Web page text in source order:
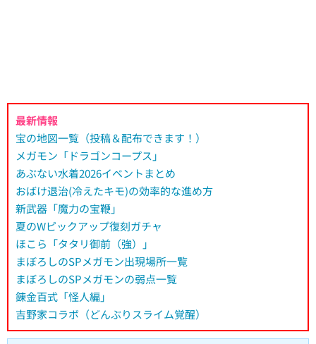
最新情報
宝の地図一覧（投稿＆配布できます！）
メガモン「ドラゴンコープス」
あぶない水着2026イベントまとめ
おばけ退治(冷えたキモ)の効率的な進め方
新武器「魔力の宝鞭」
夏のWピックアップ復刻ガチャ
ほこら「タタリ御前（強）」
まぼろしのSPメガモン出現場所一覧
まぼろしのSPメガモンの弱点一覧
錬金百式「怪人編」
吉野家コラボ（どんぶりスライム覚醒）